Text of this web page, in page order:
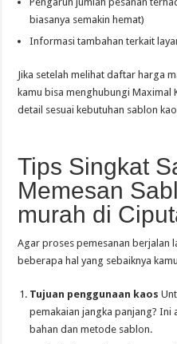
biasanya semakin hemat)
Informasi tambahan terkait
Jika setelah melihat daftar harga
kamu bisa menghubungi Maximal
detail sesuai kebutuhan sablon
Tips Singkat
Memesan
murah di
Agar proses pemesanan berjalan
beberapa hal yang sebaiknya
Tujuan penggunaan kaos
pemakaian jangka panjang?
bahan dan metode sablon.